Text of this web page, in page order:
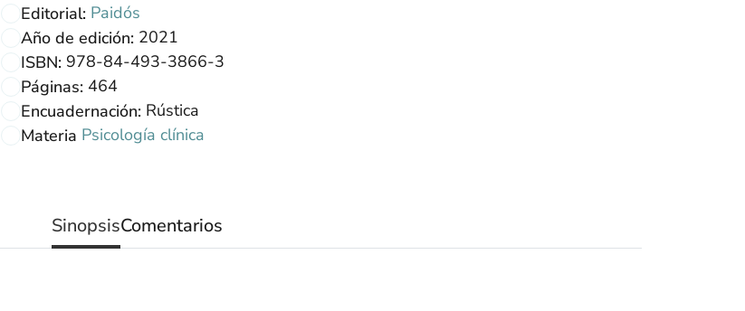
Editorial: Paidós
Año de edición: 2021
ISBN: 978-84-493-3866-3
Páginas: 464
Encuadernación: Rústica
Materia Psicología clínica
SinopsisComentarios